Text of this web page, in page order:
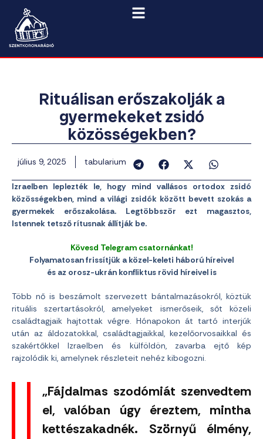
Rituálisan erőszakolják a
gyermekeket zsidó
közösségekben?
július 9, 2025 tabularium
Izraelben leplezték le, hogy mind vallásos ortodox zsidó
közösségekben, mind a világi zsidók között bevett szokás a
gyermekek erőszakolása. Legtöbbször ezt magasztos,
Istennek tetsző rítusnak állítják be.
Kövesd Telegram csatornánkat!
Folyamatosan frissítjük a közel-keleti háború híreivel
és az orosz-ukrán konfliktus rövid híreivel is
Több nő is beszámolt szervezett bántalmazásokról, köztük
rituális szertartásokról, amelyeket ismerőseik, sőt közeli
családtagjaik hajtottak végre. Hónapokon át tartó interjúk
után az áldozatokkal, családtagjaikkal, kezelőorvosaikkal és
szakértőkkel Izraelben és külföldön, zavarba ejtő kép
rajzolódik ki, amelynek részleteit nehéz kibogozni.
„Fájdalmas szodómiát szenvedtem
el, valóban úgy éreztem, mintha
kettészakadnék. Szörnyű élmény,